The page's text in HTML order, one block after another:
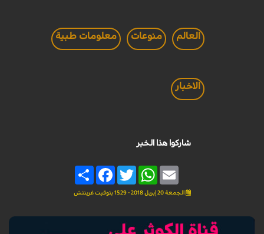
العالم منوعات معلومات طبية
الاخبار
شاركوا هذا الخبر
Share
FacebookTwitter
WhatsAppEmail
الجمعة 20 إبريل 2018 - 15:29 بتوقيت غرينتش